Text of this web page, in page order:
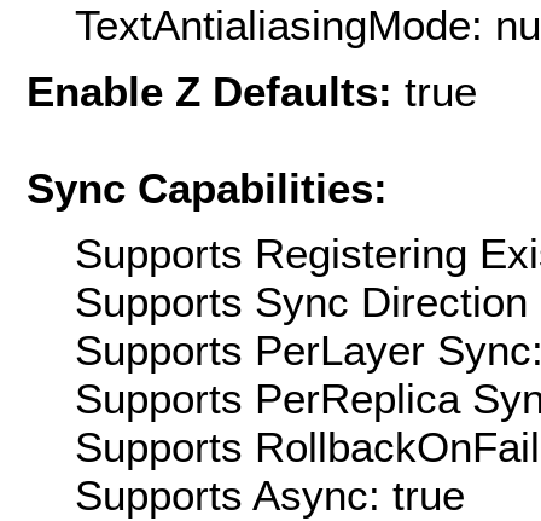
TextAntialiasingMode:
Enable Z Defaults: true
Sync Capabilities:
Supports Registering
Supports Sync
Supports PerLayer
Supports PerReplica
Supports
Supports Async: true